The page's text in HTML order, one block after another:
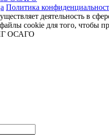
Политика
деятельность в
cookie для того, чтобы
ОСАГО